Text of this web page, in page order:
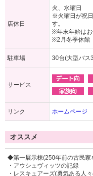
店休日
火、水曜日
※火曜日が祝
す。
※年末年始はお
※2月冬季休館
駐車場 30台(大型バス
サービス
リンク ホームページ
オススメ
◆第一展示棟(250年前の古民家
・アウシュヴィッツの記録
・レスキュアーズ(勇気ある人